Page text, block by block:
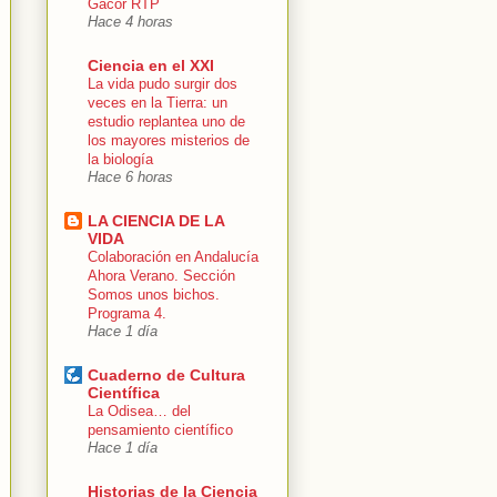
Gacor RTP
Hace 4 horas
Ciencia en el XXI
La vida pudo surgir dos
veces en la Tierra: un
estudio replantea uno de
los mayores misterios de
la biología
Hace 6 horas
LA CIENCIA DE LA
VIDA
Colaboración en Andalucía
Ahora Verano. Sección
Somos unos bichos.
Programa 4.
Hace 1 día
Cuaderno de Cultura
Científica
La Odisea… del
pensamiento científico
Hace 1 día
Historias de la Ciencia